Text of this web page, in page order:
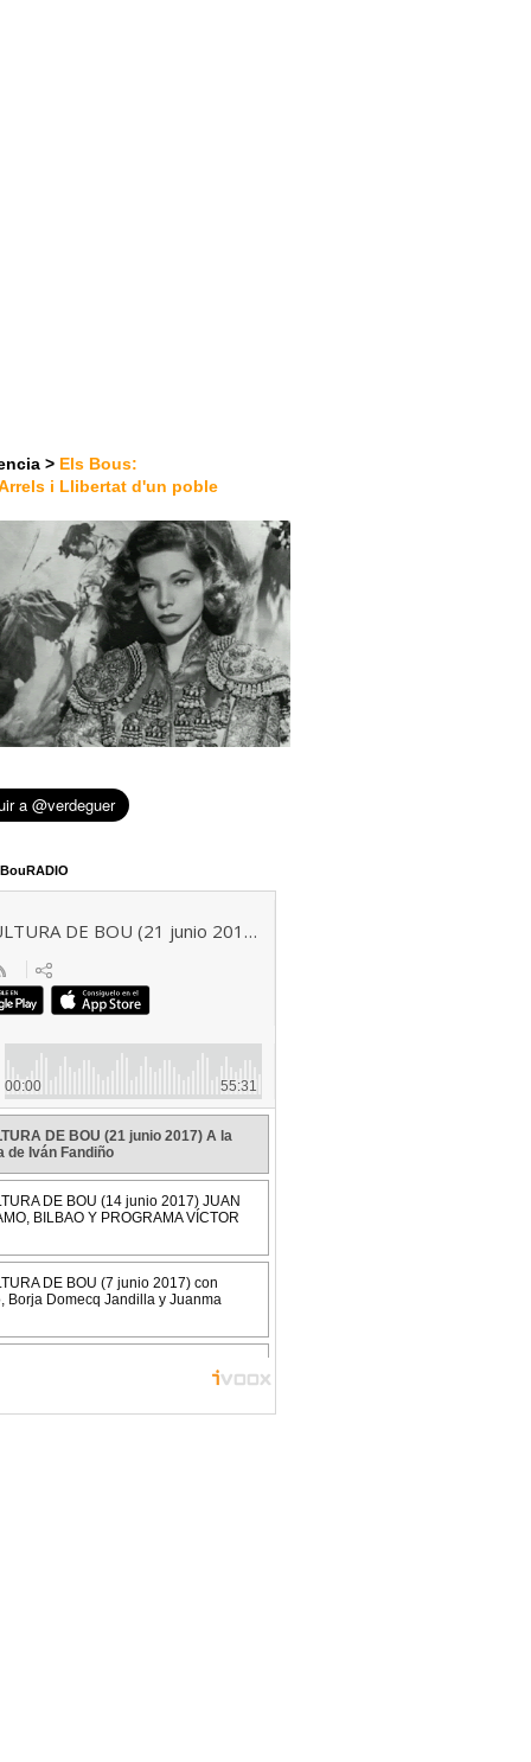
> Els Bous:
i Llibertat d'un poble